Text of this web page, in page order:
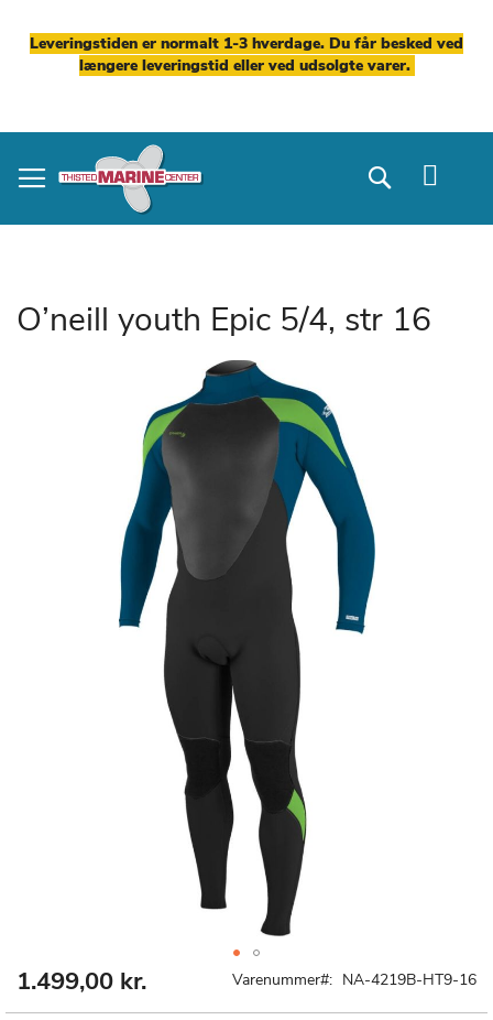
Leveringstiden er normalt 1-3 hverdage. Du får besked ved
længere leveringstid eller ved udsolgte varer.
to
Content
Search
O’neill youth Epic 5/4, str 16
1.499,00 kr. Varenummer NA-4219B-HT9-16
Gå